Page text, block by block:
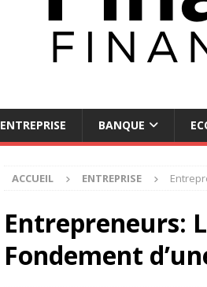
ENTREPRISE BANQUE
ACCUEIL ENTREPRISE
Entrepreneurs:
Fondement